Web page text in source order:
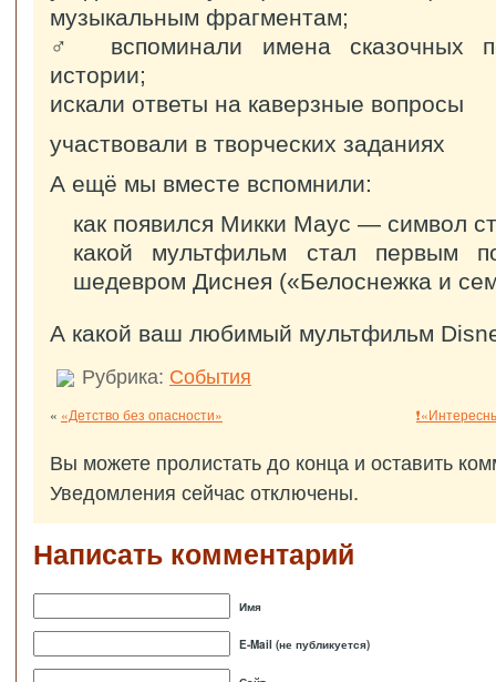
музыкальным фрагментам;
‍♂️ вспоминали имена сказочных
истории;
искали ответы на каверзные вопросы
участвовали в творческих заданиях
А ещё мы вместе вспомнили:
как появился Микки Маус — символ
какой мультфильм стал первым
шедевром Диснея («Белоснежка и
А какой ваш любимый мультфильм
Рубрика: События
« «Детство без опасности»
Вы можете пролистать до конца и оставить
Уведомления сейчас отключены.
Написать комментарий
Имя
E-Mail (не публикуется)